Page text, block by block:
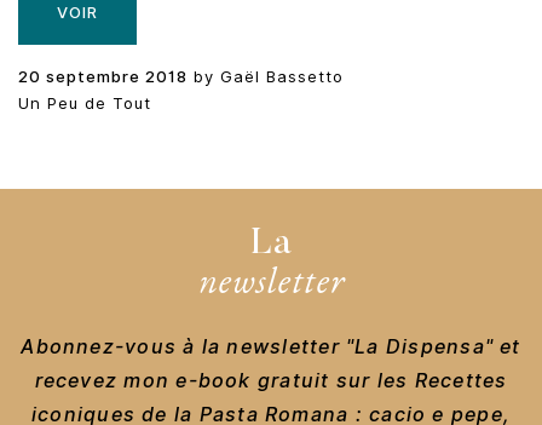
VOIR
20 septembre 2018 by Gaël Bassetto
Un Peu de Tout
La
newsletter
Abonnez-vous à la newsletter "La Dispensa" et
recevez mon e-book gratuit sur les Recettes
iconiques de la Pasta Romana : cacio e pepe,